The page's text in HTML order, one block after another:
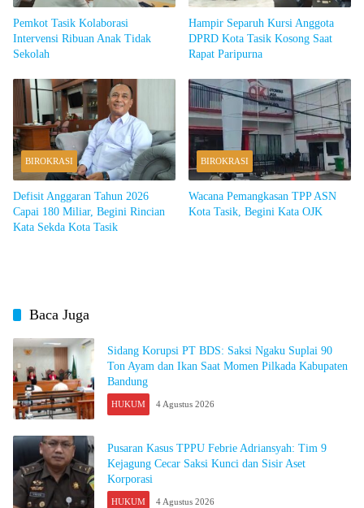
Pemkot Tasik Kolaborasi
Intervensi Ribuan Anak Tidak
Sekolah
Hampir Separuh Kursi Anggota
DPRD Kota Tasik Kosong Saat
Rapat Paripurna
BIROKRASI
Defisit Anggaran Tahun 2026
Capai 180 Miliar, Begini Rincian
Kata Sekda Kota Tasik
BIROKRASI
Wacana Pemangkasan TPP ASN
Kota Tasik, Begini Kata OJK
Baca Juga
Sidang Korupsi PT BDS: Saksi Ngaku Suplai 90
Ton Ayam dan Ikan Saat Momen Pilkada Kabupaten
Bandung
HUKUM 4 Agustus 2026
Pusaran Kasus TPPU Febrie Adriansyah: Tim 9
Kejagung Cecar Saksi Kunci dan Sisir Aset
Korporasi
HUKUM 4 Agustus 2026